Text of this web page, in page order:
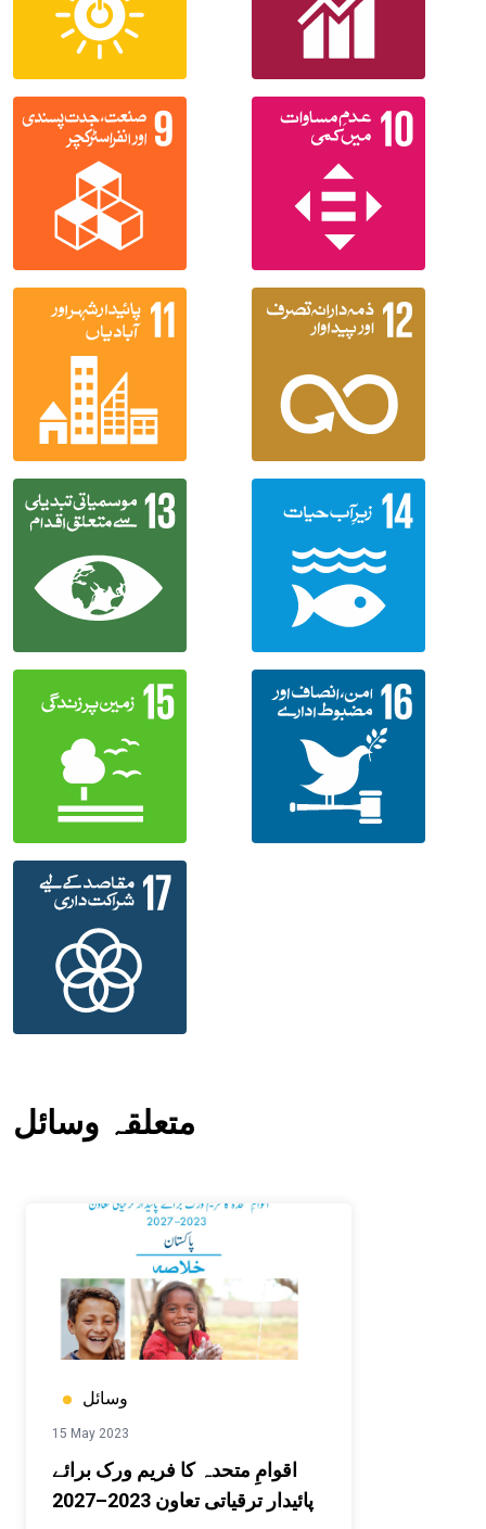
متعلقہ وسائل
وسائل
15 May 2023
اقوامِ متحدہ کا فریم ورک برائے
پائیدار ترقیاتی تعاون 2023–2027